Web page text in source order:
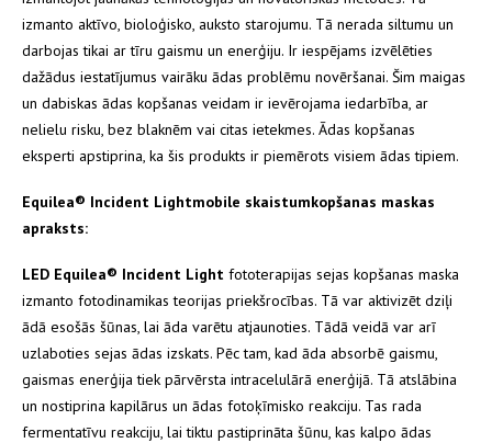
izmanto aktīvo, bioloģisko, auksto starojumu. Tā nerada siltumu un
darbojas tikai ar tīru gaismu un enerģiju. Ir iespējams izvēlēties
dažādus iestatījumus vairāku ādas problēmu novēršanai. Šim maigas
un dabiskas ādas kopšanas veidam ir ievērojama iedarbība, ar
nelielu risku, bez blaknēm vai citas ietekmes. Ādas kopšanas
eksperti apstiprina, ka šis produkts ir piemērots visiem ādas tipiem.
Equilea® Incident Lightmobile skaistumkopšanas maskas
apraksts:
LED Equilea® Incident Light fototerapijas sejas kopšanas maska
izmanto fotodinamikas teorijas priekšrocības. Tā var aktivizēt dziļi
ādā esošās šūnas, lai āda varētu atjaunoties. Tādā veidā var arī
uzlaboties sejas ādas izskats. Pēc tam, kad āda absorbē gaismu,
gaismas enerģija tiek pārvērsta intracelulārā enerģijā. Tā atslābina
un nostiprina kapilārus un ādas fotoķīmisko reakciju. Tas rada
fermentatīvu reakciju, lai tiktu pastiprināta šūnu, kas kalpo ādas